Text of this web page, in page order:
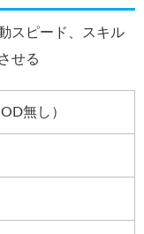
スピード、スキル
せる
無し）